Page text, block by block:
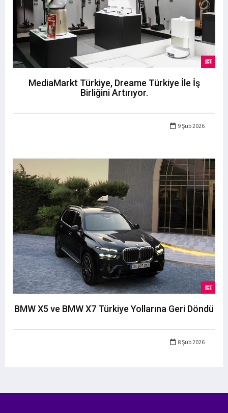
MediaMarkt Türkiye, Dreame Türkiye İle İş
Birliğini Artırıyor.
9 Şub 2026
BMW X5 ve BMW X7 Türkiye Yollarına Geri Döndü
8 Şub 2026